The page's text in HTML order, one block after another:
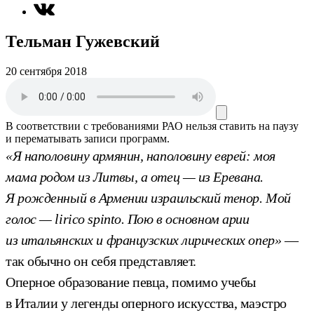
Тельман Гужевский
20 сентября 2018
В соответствии с требованиями РАО нельзя ставить на паузу
и перематывать записи программ.
«Я наполовину армянин, наполовину еврей: моя
мама родом из Литвы, а отец — из Еревана.
Я рожденный в Армении израильский тенор. Мой
голос — lirico spinto. Пою в основном арии
из итальянских и французских лирических опер»—
так обычно он себя представляет.
Оперное образование певца, помимо учебы
в Италии у легенды оперного искусства, маэстро